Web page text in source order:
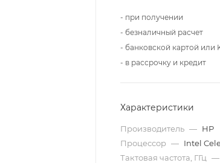
- при получении
- безналичный расчет
- банковской картой или
- в рассрочку и кредит
Характеристики
Производитель — HP
Процессор — Intel
Тактовая частота, ГГц —